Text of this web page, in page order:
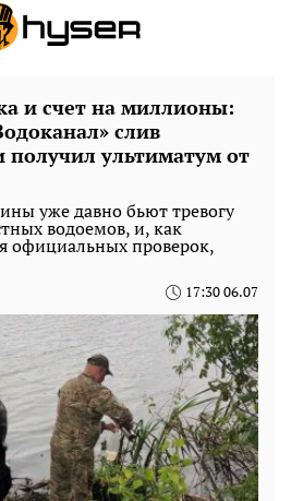
и счет на миллионы:
слив
ультиматум от
уже давно бьют тревогу
водоемов, и, как
официальных проверок,
17:30 06.07